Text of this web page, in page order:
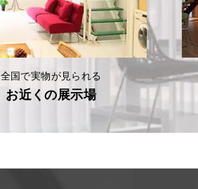
全国で実物が見られる
お近くの展示場